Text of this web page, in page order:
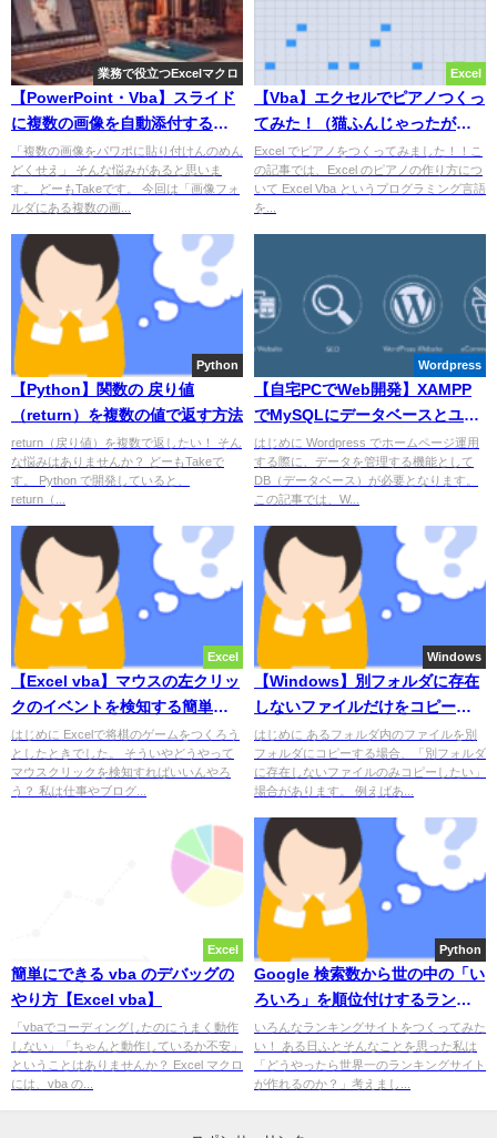
業務で役立つExcelマクロ
【PowerPoint・Vba】スライド
に複数の画像を自動添付するマ
クロを紹介！
「複数の画像をパワポに貼り付けんのめん
どくせえ」 そんな悩みがあると思いま
す。 どーもTakeです。 今回は「画像フォ
ルダにある複数の画...
Excel
【Vba】エクセルでピアノつくっ
てみた！（猫ふんじゃったが演
奏できます！）
Excel でピアノをつくってみました！！こ
の記事では、Excel のピアノの作り方につ
いて Excel Vba というプログラミング言語
を...
Python
【Python】関数の 戻り値
（return）を複数の値で返す方法
return（戻り値）を複数で返したい！ そん
な悩みはありませんか？ どーもTakeで
す。 Python で開発していると、
return（...
Wordpress
【自宅PCでWeb開発】XAMPP
でMySQLにデータベースとユー
ザーの作成方法
はじめに Wordpress でホームページ運用
する際に、データを管理する機能として
DB（データベース）が必要となります。
この記事では、W...
Excel
【Excel vba】マウスの左クリッ
クのイベントを検知する簡単な
方法
はじめに Excelで将棋のゲームをつくろう
としたときでした。 そういやどうやって
マウスクリックを検知すればいいんやろ
う？ 私は仕事やブログ...
Windows
【Windows】別フォルダに存在
しないファイルだけをコピーす
る方法
はじめに あるフォルダ内のファイルを別
フォルダにコピーする場合、「別フォルダ
に存在しないファイルのみコピーしたい」
場合があります。 例えばあ...
Excel
簡単にできる vba のデバッグの
やり方【Excel vba】
「vbaでコーディングしたのにうまく動作
しない」「ちゃんと動作しているか不安」
ということはありませんか？ Excel マクロ
には、vba の...
Python
Google 検索数から世の中の「い
ろいろ」を順位付けするランキ
ングサイトをつくったよ！
いろんなランキングサイトをつくってみた
い！ ある日ふとそんなことを思った私は
「どうやったら世界一のランキングサイト
が作れるのか？」考えまし...